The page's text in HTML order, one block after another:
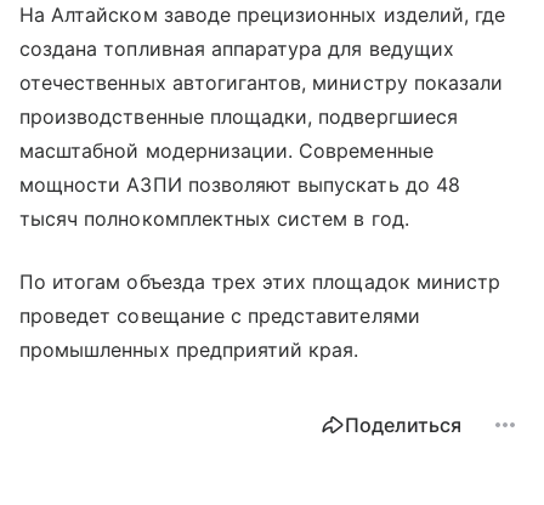
На Алтайском заводе прецизионных изделий, где
создана топливная аппаратура для ведущих
отечественных автогигантов, министру показали
производственные площадки, подвергшиеся
масштабной модернизации. Современные
мощности АЗПИ позволяют выпускать до 48
тысяч полнокомплектных систем в год.
По итогам объезда трех этих площадок министр
проведет совещание с представителями
промышленных предприятий края.
Поделиться